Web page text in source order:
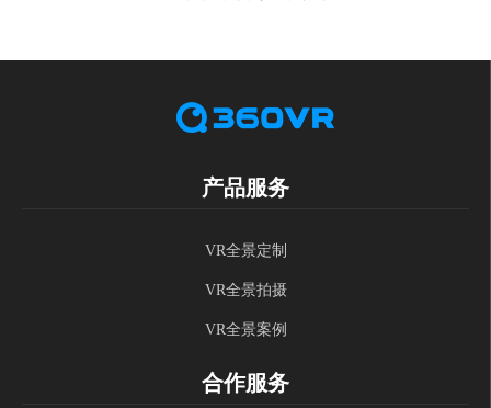
产品服务
VR全景定制
VR全景拍摄
VR全景案例
合作服务